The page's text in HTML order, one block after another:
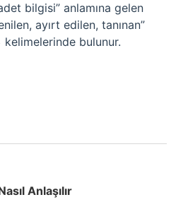
bilgisi” anlamına gelen
anlamına gelen عرف kelimelerinde bulunur.
Anlaşılır